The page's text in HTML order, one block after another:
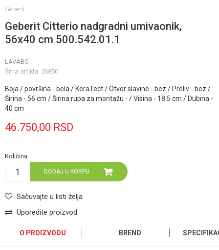
Geberit
Geberit Citterio nadgradni umivaonik,
56x40 cm 500.542.01.1
LAVABO
Šifra artikla: 26850
Boja / površina - bela / KeraTect / Otvor slavine - bez / Preliv - bez /
Širina - 56 cm / Širina rupa za montažu - / Visina - 18.5 cm / Dubina -
40 cm
46.750,00 RSD
Količina:
DODAJ U KORPU
Sačuvajte u listi želja
Uporedite proizvod
O PROIZVODU BREND